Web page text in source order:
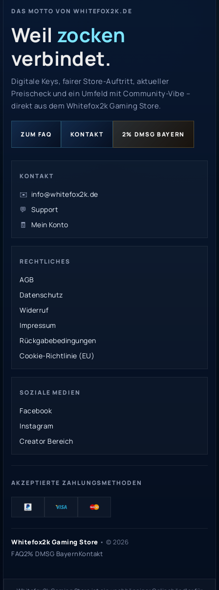
DAS MOTTO VON WHITEFOX2K.DE
Weil zocken
verbindet.
Digitale Keys, fairer Store-Auftritt, aktueller
Preischeck und ein Umfeld mit Community-Vibe –
direkt aus dem Whitefox2k Gaming Store.
ZUM FAQ KONTAKT 2% DMSG BAYERN
KONTAKT
✉️ info@whitefox2k.de
💬 Support
🧾
Mein Konto
RECHTLICHES
AGB
Datenschutz
Widerruf
Impressum
Rückgabebedingungen
Cookie-Richtlinie (EU)
SOZIALE MEDIEN
Facebook
Instagram
Creator Bereich
AKZEPTIERTE ZAHLUNGSMETHODEN
Whitefox2k Gaming Store • © 2026
FAQ2% DMSG BayernKontakt